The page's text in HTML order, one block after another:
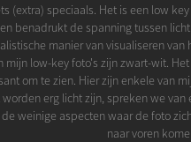
(extra) speciaals. Het is een low
benadrukt de spanning tussen
manier van visualiseren
mijn low-key foto's zijn zwart-wit.
om te zien. Hier zijn enkele van
erg licht zijn, spreken we
weinige aspecten waar de foto
naar voren